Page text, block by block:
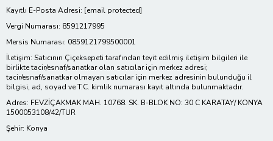
Kayıtlı E-Posta Adresi: [email protected]
Vergi Numarası: 8591217995
Mersis Numarası: 0859121799500001
İletişim: Satıcının Çiçeksepeti tarafından teyit edilmiş iletişim bilgileri ile
birlikte tacir/esnaf/sanatkar olan satıcılar için merkez adresi;
tacir/esnaf/sanatkar olmayan satıcılar için merkez adresinin bulunduğu il
bilgisi, ad, soyad ve T.C. kimlik numarası kayıt altında bulunmaktadır.
Adres: FEVZİÇAKMAK MAH. 10768. SK. B-BLOK NO: 30 C KARATAY/ KONYA
1500053108/42/TUR
Şehir: Konya